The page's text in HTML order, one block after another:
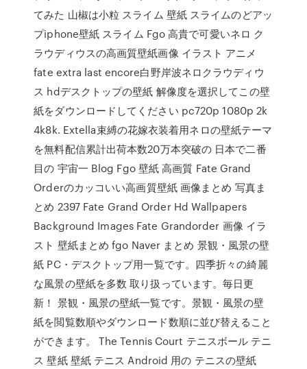
てみた 山椒は小粒 スライム 壁紙 スライムのどアッ
プiphone壁紙 スライム Fgo 高貴で可愛いネロ ク
ラウディウスの高画質壁紙画像 イラスト アニメ
fate extra last encore白野岸波ネロクラウディウ
ス hdデスクトップの壁紙 解像度を選択してこの壁
紙をダウンロードしてください pc720p 1080p 2k
4k8k. Extella束縛の花嫁衣装着用ネロの壁紙テーマ
を無料配信累計出荷本数20万本突破の 日本で二番
目の 宇宙一 Blog Fgo 壁紙 高画質 Fate Grand
Orderのカッコいい高画質壁紙 画像まとめ 写真ま
とめ 2397 Fate Grand Order Hd Wallpapers
Background Images Fate Grandorder 画像 イラ
スト 壁紙まとめ fgo Naver まとめ 景観・風景の壁
紙 PC・デスクトップ用一覧です。四季折々の綺麗
な風景の壁紙を多数 取り扱っています。毎日更
新！ 景観・風景の壁紙一覧です。景観・風景の壁
紙を閲覧数順やダウンロード数順に並び替えること
ができます。 The Tennis Court テニスボール テニ
ス 壁紙 壁紙 テニス Android 用の テニスの壁紙